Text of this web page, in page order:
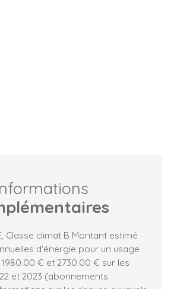
Classe climat B Montant estimé
d'énergie pour un usage
€ et 2730.00 € sur les
et 2023 (abonnements